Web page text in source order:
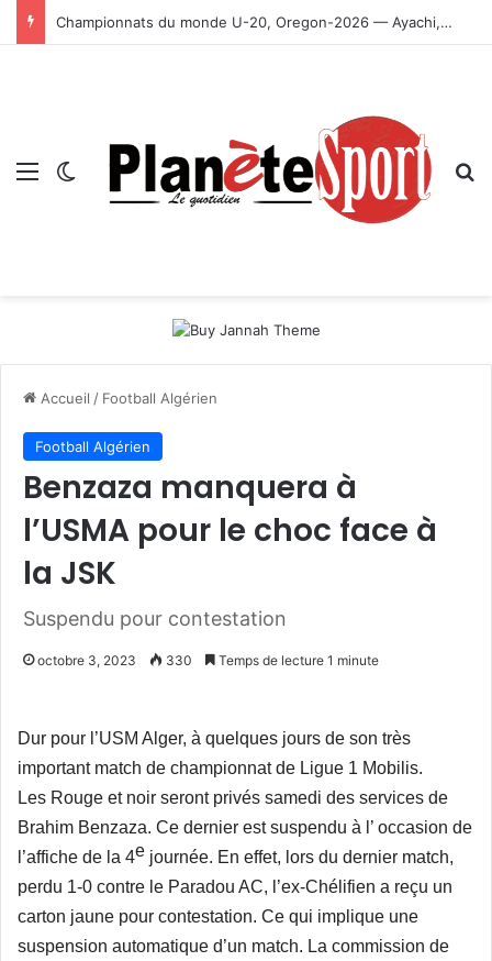
Championnats du monde U-20, Oregon-2026 — Ayachi, Dissa, Touahria et Ghezali en finale
Menu Switch skin
Accueil / Football Algérien
Football Algérien
Benzaza manquera à
l’USMA pour le choc face à
la JSK
Suspendu pour contestation
octobre 3, 2023 330 Temps de lecture 1 minute
Dur pour l’USM Alger, à quelques jours de son très
important match de championnat de Ligue 1 Mobilis.
Les Rouge et noir seront privés samedi des services de
Brahim Benzaza. Ce dernier est suspendu à l’ occasion de
l’affiche de la 4e journée. En effet, lors du dernier match,
perdu 1-0 contre le Paradou AC, l’ex-Chélifien a reçu un
carton jaune pour contestation. Ce qui implique une
suspension automatique d’un match. La commission de